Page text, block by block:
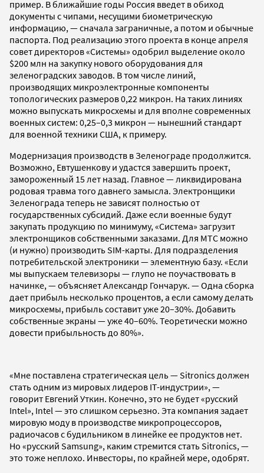
пример. В ближайшие годы Россия введет в обиход
документы с чипами, несущими биометрическую
информацию, — сначала заграничные, а потом и обычные
паспорта. Под реализацию этого проекта в конце апреля
совет директоров «Системы» одобрил выделение около
$200 млн на закупку нового оборудования для
зеленоградских заводов. В том числе линий,
производящих микроэлектронные компоненты
топологических размеров 0,22 микрон. На таких линиях
можно выпускать микросхемы и для вполне современных
военных систем: 0,25–0,3 микрон — нынешний стандарт
для военной техники США, к примеру.
Модернизация производств в Зеленограде продолжится.
Возможно, Евтушенкову и удастся завершить проект,
замороженный 15 лет назад. Главное — ликвидирована
родовая травма того давнего замысла. Электронщики
Зеленограда теперь не зависят полностью от
государственных субсидий. Даже если военные будут
закупать продукцию по минимуму, «Система» загрузит
электронщиков собственными заказами. Для МТС можно
(и нужно) производить SIM-карты. Для подразделения
потребительской электроники — элементную базу. «Если
мы выпускаем телевизоры — глупо не поучаствовать в
начинке, — объясняет Александр Гончарук. — Одна сборка
дает прибыль несколько процентов, а если самому делать
микросхемы, прибыль составит уже 20–30%. Добавить
собственные экраны — уже 40–60%. Теоретически можно
довести прибыльность до 80%».
«Мне поставлена стратегическая цель — Sitronics должен
стать одним из мировых лидеров IT-индустрии», —
говорит Евгений Уткин. Конечно, это не будет «русский
Intel», Intel — это слишком серьезно. Эта компания задает
мировую моду в производстве микропроцессоров,
радиочасов с будильником в линейке ее продуктов нет.
Но «русский Samsung», каким стремится стать Sitronics, —
это тоже неплохо. Инвесторы, по крайней мере, одобрят.